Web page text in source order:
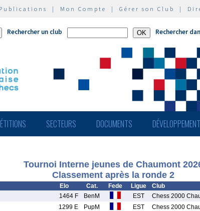
Publications | Mon Compte | Gérer son Club |
Rechercher un club Rechercher
SECTEURS DOCUMENTS DÉVELOPPEMENT
Tournoi Interne jeunes de Chaumont
Classement après la ronde 2
Elo Cat. Fede Ligue Club
1464 F BenM EST Chess 2000
1299 E PupM EST Chess 2000